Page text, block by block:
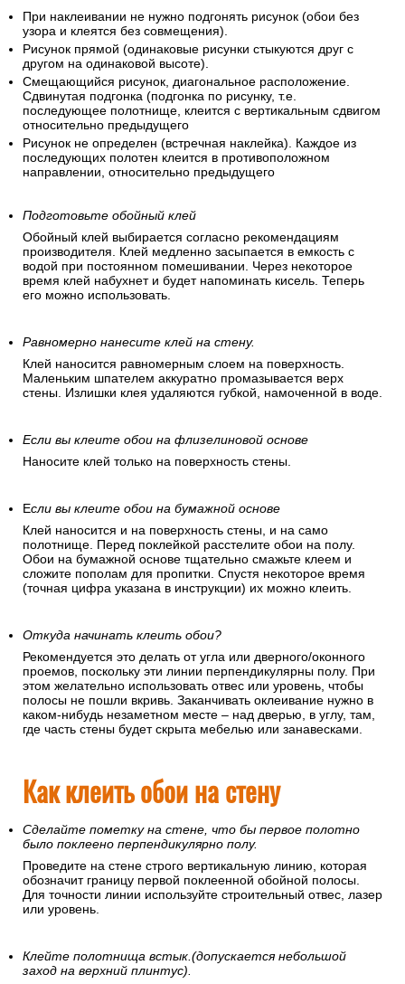
При наклеивании не нужно подгонять рисунок (обои без
узора и клеятся без совмещения).
Рисунок прямой (одинаковые рисунки стыкуются друг с
другом на одинаковой высоте).
Смещающийся рисунок, диагональное расположение.
Сдвинутая подгонка (подгонка по рисунку, т.е.
последующее полотнище, клеится с вертикальным сдвигом
относительно предыдущего
Рисунок не определен (встречная наклейка). Каждое из
последующих полотен клеится в противоположном
направлении, относительно предыдущего
Подготовьте обойный клей
Обойный клей выбирается согласно рекомендациям
производителя. Клей медленно засыпается в емкость с
водой при постоянном помешивании. Через некоторое
время клей набухнет и будет напоминать кисель. Теперь
его можно использовать.
Равномерно нанесите клей на стену.
Клей наносится равномерным слоем на поверхность.
Маленьким шпателем аккуратно промазывается верх
стены. Излишки клея удаляются губкой, намоченной в воде.
Если вы клеите обои на флизелиновой основе
Наносите клей только на поверхность стены.
Если вы клеите обои на бумажной основе
Клей наносится и на поверхность стены, и на само
полотнище. Перед поклейкой расстелите обои на полу.
Обои на бумажной основе тщательно смажьте клеем и
сложите пополам для пропитки. Спустя некоторое время
(точная цифра указана в инструкции) их можно клеить.
Откуда начинать клеить обои?
Рекомендуется это делать от угла или дверного/оконного
проемов, поскольку эти линии перпендикулярны полу. При
этом желательно использовать отвес или уровень, чтобы
полосы не пошли вкривь. Заканчивать оклеивание нужно в
каком-нибудь незаметном месте – над дверью, в углу, там,
где часть стены будет скрыта мебелью или занавесками.
Как клеить обои на стену
Сделайте пометку на стене, что бы первое полотно
было поклеено перпендикулярно полу.
Проведите на стене строго вертикальную линию, которая
обозначит границу первой поклеенной обойной полосы.
Для точности линии используйте строительный отвес, лазер
или уровень.
Клейте полотнища встык.(допускается небольшой
заход на верхний плинтус).